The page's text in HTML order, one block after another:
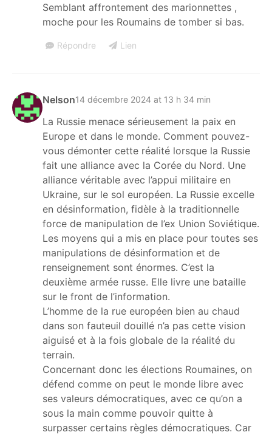
Semblant affrontement des marionnettes ,
moche pour les Roumains de tomber si bas.
Répondre Lien
Nelson14 décembre 2024 at 13 h 34 min
La Russie menace sérieusement la paix en
Europe et dans le monde. Comment pouvez-
vous démonter cette réalité lorsque la Russie
fait une alliance avec la Corée du Nord. Une
alliance véritable avec l’appui militaire en
Ukraine, sur le sol européen. La Russie excelle
en désinformation, fidèle à la traditionnelle
force de manipulation de l’ex Union Soviétique.
Les moyens qui a mis en place pour toutes ses
manipulations de désinformation et de
renseignement sont énormes. C’est la
deuxième armée russe. Elle livre une bataille
sur le front de l’information.
L’homme de la rue européen bien au chaud
dans son fauteuil douillé n’a pas cette vision
aiguisé et à la fois globale de la réalité du
terrain.
Concernant donc les élections Roumaines, on
défend comme on peut le monde libre avec
ses valeurs démocratiques, avec ce qu’on a
sous la main comme pouvoir quitte à
surpasser certains règles démocratiques. Car